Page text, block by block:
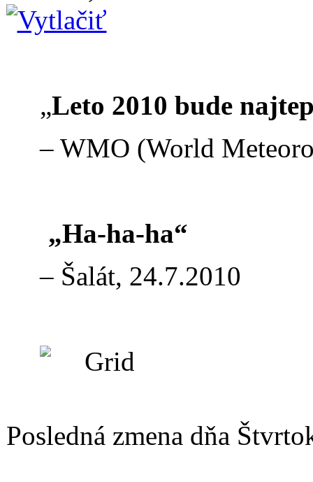
„Leto 2010 bude
– WMO (World
„Ha-ha-ha“
– Šalát, 24.7.2010
Posledná zmena dňa